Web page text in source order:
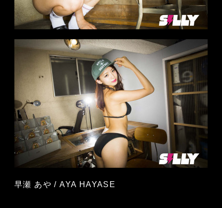
早瀬 あや / AYA HAYASE